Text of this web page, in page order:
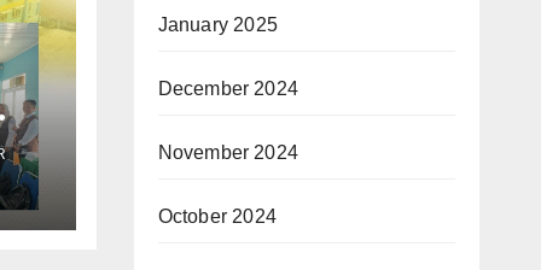
January 2025
December 2024
November 2024
October 2024